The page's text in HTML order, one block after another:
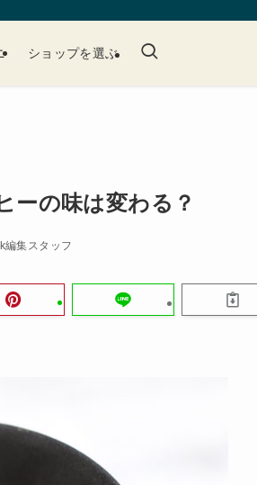
ショップを選ぶ
ーの味は変わる？
編集スタッフ